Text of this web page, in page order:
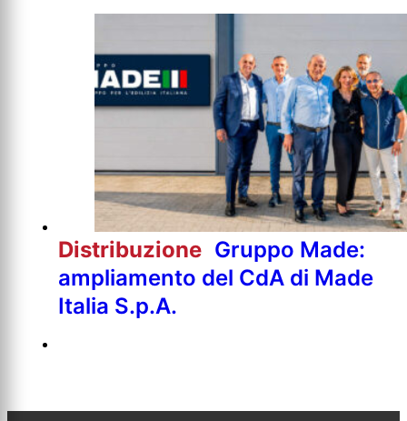
Distribuzione Gruppo Made:
ampliamento del CdA di Made
Italia S.p.A.